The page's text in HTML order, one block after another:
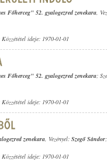
Főherceg" 52. gyalogezred zenekara,
Közzététel ideje: 1970-01-01
Főherceg" 52. gyalogezred zenekara;
Közzététel ideje: 1970-01-01
zenekara, Vezényel: Szegő Sándor
Közzététel ideje: 1970-01-01